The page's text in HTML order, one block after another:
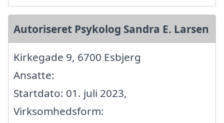
Autoriseret Psykolog Sandra E. Larsen
Kirkegade 9, 6700 Esbjerg
Ansatte:
Startdato: 01. juli 2023,
Virksomhedsform: